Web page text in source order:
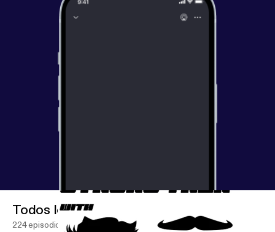
Todos los episodios
224 episodios